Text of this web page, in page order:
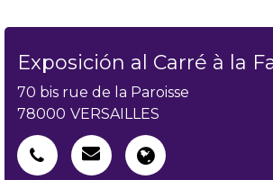
Exposición al Carré à la
70 bis rue de la Paroisse
78000 VERSAILLES